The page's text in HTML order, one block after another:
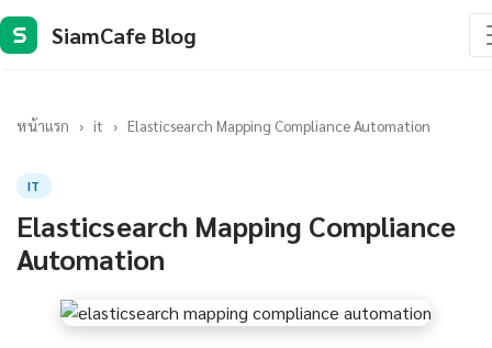
S SiamCafe Blog
หน้าแรก › it › Elasticsearch Mapping Compliance Automation
IT
Elasticsearch Mapping Compliance
Automation